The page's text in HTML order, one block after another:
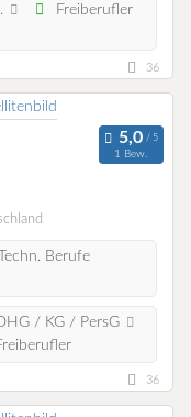
Freiberufler
36
1 Bew.
Berufe
/ KG / PersG
36